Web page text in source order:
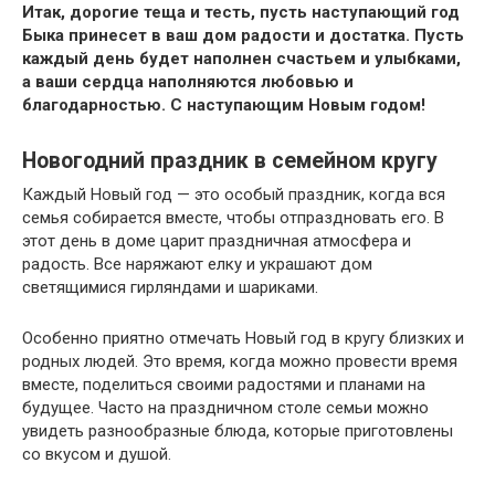
Итак, дорогие теща и тесть, пусть наступающий год
Быка принесет в ваш дом радости и достатка. Пусть
каждый день будет наполнен счастьем и улыбками,
а ваши сердца наполняются любовью и
благодарностью. С наступающим Новым годом!
Новогодний праздник в семейном кругу
Каждый Новый год — это особый праздник, когда вся
семья собирается вместе, чтобы отпраздновать его. В
этот день в доме царит праздничная атмосфера и
радость. Все наряжают елку и украшают дом
светящимися гирляндами и шариками.
Особенно приятно отмечать Новый год в кругу близких и
родных людей. Это время, когда можно провести время
вместе, поделиться своими радостями и планами на
будущее. Часто на праздничном столе семьи можно
увидеть разнообразные блюда, которые приготовлены
со вкусом и душой.